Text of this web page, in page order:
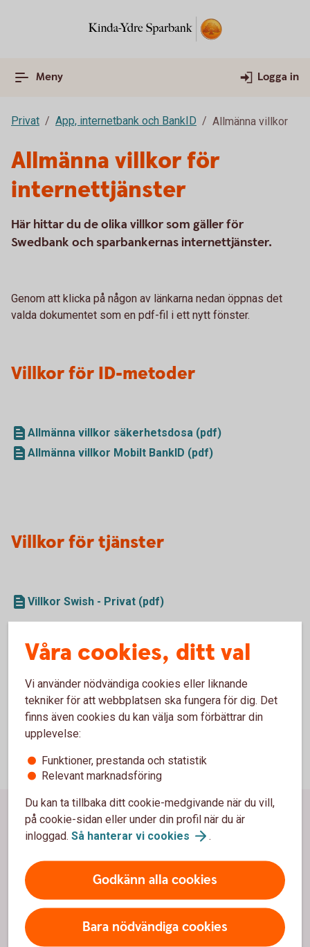
Meny Logga in
Privat App, internetbank och BankID Allmänna villkor
Allmänna villkor för
internettjänster
Här hittar du de olika villkor som gäller för
Swedbank och sparbankernas internettjänster.
Genom att klicka på någon av länkarna nedan öppnas det
valda dokumentet som en pdf-fil i ett nytt fönster.
Villkor för ID-metoder
Allmänna villkor säkerhetsdosa (pdf)
Allmänna villkor Mobilt BankID (pdf)
Villkor för tjänster
Villkor Swish - Privat (pdf)
(pdf)
Särskilda villkor internetbanken för företag (pdf)
Våra cookies, ditt val
Vi använder nödvändiga cookies eller liknande
tekniker för att webbplatsen ska fungera för dig. Det
finns även cookies du kan välja som förbättrar din
upplevelse:
Funktioner, prestanda och statistik
Relevant marknadsföring
Du kan ta tillbaka ditt cookie-medgivande när du vill,
på cookie-sidan eller under din profil när du är
inloggad. Så hanterar vi cookies .
Godkänn alla cookies
Bara nödvändiga cookies
Sidfot
Hitta snabbt
Anmäl bedrägeri
Spärrhjälp
Priser, räntor och kurser